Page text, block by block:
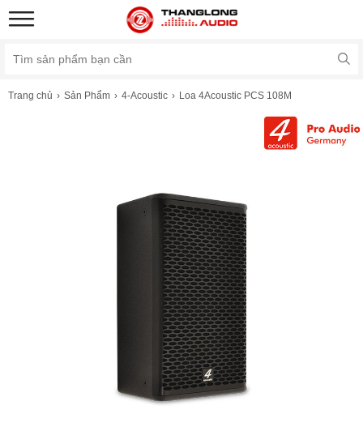
Trang chủ Sản Phẩm 4-Acoustic Loa 4Acoustic PCS 108M